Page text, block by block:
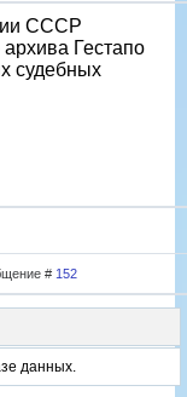
СССР
Гестапо
судебных
# 152
данных.